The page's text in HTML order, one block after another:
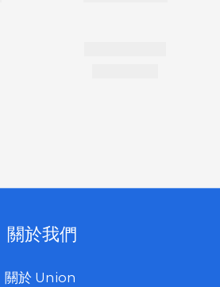
關於我們
關於 Union